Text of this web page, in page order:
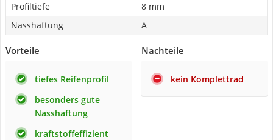
Profiltiefe
8 mm
Nasshaftung
A
Vorteile
tiefes Reifenprofil
besonders gute
Nasshaftung
kraftstoffeffizient
Nachteile
kein Komplettrad